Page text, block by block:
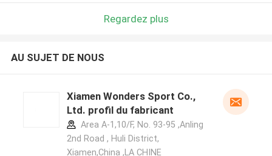
Regardez plus
AU SUJET DE NOUS
Xiamen Wonders Sport Co.,
Ltd. profil du fabricant
Area A-1,10/F, No. 93-95 ,Anling
2nd Road , Huli District,
Xiamen,China ,LA CHINE